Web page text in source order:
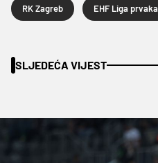
RK Zagreb EHF Liga prvaka
SLJEDEĆA VIJEST